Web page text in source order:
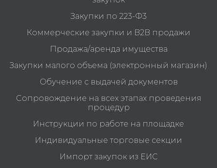
Закупки по 223-Ф3
Коммерческие закупки и B2B продажи
Продажа/аренда имущества
Закупки малого объема (электронный магазин)
Обучение с выдачей документов
Сопровождение на всех этапах проведения
процедур
Инструкции по работе на площадке
Индивидуальные торговые секции
Импорт закупок из ЕИС